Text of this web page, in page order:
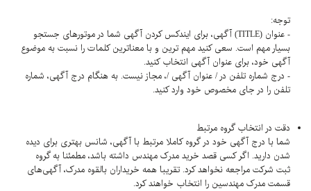
توجه:
- عنوان (TITLE) آگهی، برای ایندکس کردن آگهی شما در موتورهای جستجو
بسیار مهم است. سعی کنید مهم ترین و با معناترین کلمات را نسبت به موضوع
آگهی خود، برای عنوان آگهی انتخاب کنید.
- درج شماره تلفن در / عنوان آگهی /، مجاز نیست. به هنگام درج آگهی، شماره
تلفن را در جای مخصوص خود وارد کنید.
دقت در انتخاب گروه مرتبط
شما با درج آگهی خود در گروه کاملا مرتبط با آگهی، شانس بهتری برای دیده
شدن دارید. اگر کسی قصد خرید مدرک مهندس داشته باشد، مطمئنا به گروه
ثبت شرکت مراجعه نخواهد کرد. تقریبا همه خریداران بالقوه مدرک، آگهی‌های
قسمت مدرک مهندسین را انتخاب خواهند کرد.